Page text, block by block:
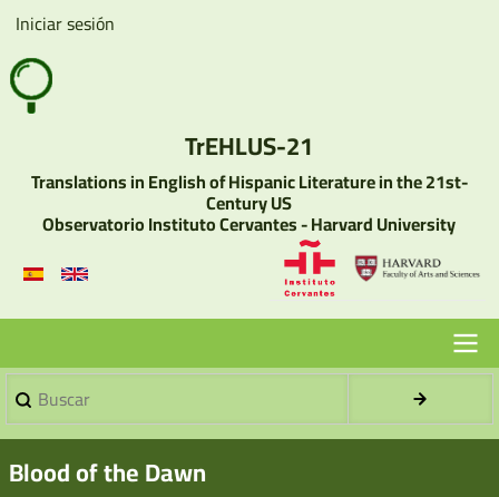
Pasar
contenido
principal
User
account
menu
Iniciar sesión
TrEHLUS-21
Translations in English of Hispanic Literature in the 21st-
Century US
Observatorio Instituto Cervantes - Harvard University
Menu
Principal
Buscar
Blood of the Dawn